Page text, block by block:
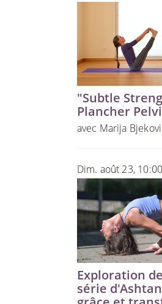
"Subtle
Plancher
avec Marija
Dim. août 23,
Exploration
série